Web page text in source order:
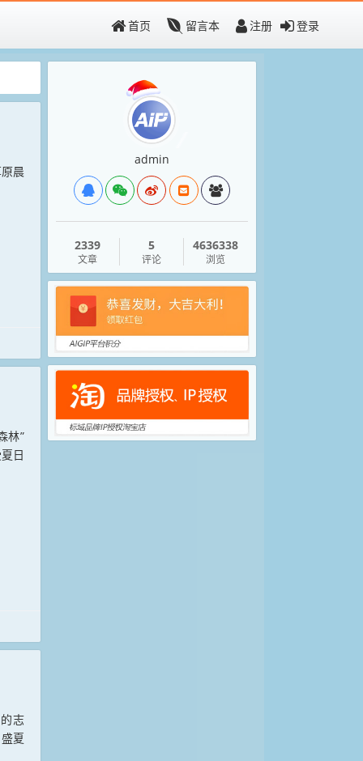
首页 留言本 注册 登录
晨
林”
日
志
夏
admin
2339
文章
5
评论
4636338
浏览